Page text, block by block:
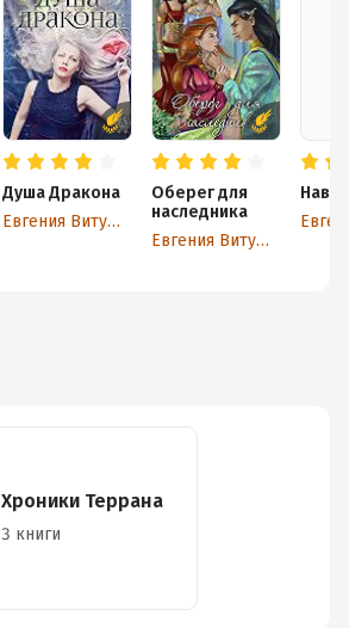
Душа Дракона
Евгения Витушко
Оберег для
наследника
Евгения Витушко
Хроники Террана
3 книги